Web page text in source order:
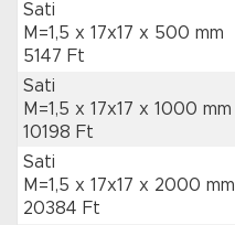
Sati
M=1,5 x 17x17 x 500 mm
5147 Ft
Sati
M=1,5 x 17x17 x 1000 mm
10198 Ft
Sati
M=1,5 x 17x17 x 2000 mm
20384 Ft